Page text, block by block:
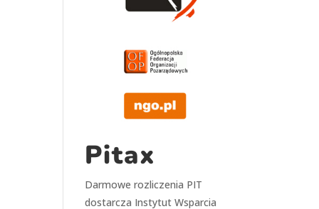
Pitax
Darmowe rozliczenia PIT
dostarcza Instytut Wsparcia